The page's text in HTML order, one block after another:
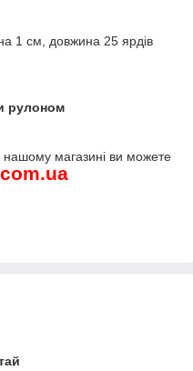
1 см, довжина 25 ярдів
рулоном
нашому магазині ви можете
com.ua